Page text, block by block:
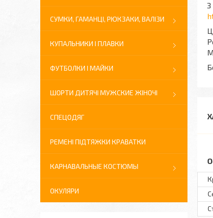
СУМКИ, ГАМАНЦІ, РЮКЗАКИ, ВАЛІЗИ
КУПАЛЬНИКИ І ПЛАВКИ
ФУТБОЛКИ І МАЙКИ
ШОРТИ ДИТЯЧІ МУЖСКИЕ ЖІНОЧІ
СПЕЦОДЯГ
РЕМЕНІ ПІДТЯЖКИ КРАВАТКИ
КАРНАВАЛЬНЫЕ КОСТЮМЫ
ОКУЛЯРИ